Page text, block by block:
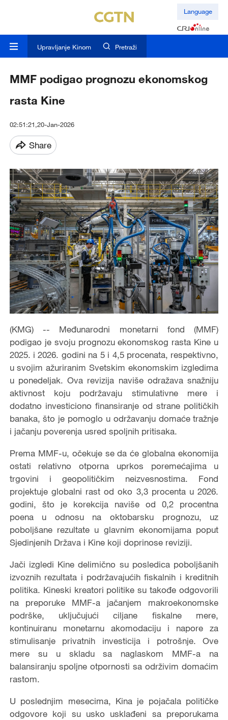
Language
Upravljanje Kinom Pretraži
MMF podigao prognozu ekonomskog
rasta Kine
02:51:21,20-Jan-2026
Share
(KMG) -- Međunarodni monetarni fond (MMF)
podigao je svoju prognozu ekonomskog rasta Kine u
2025. i 2026. godini na 5 i 4,5 procenata, respektivno,
u svojim ažuriranim Svetskim ekonomskim izgledima
u ponedeljak. Ova revizija naviše odražava snažniju
aktivnost koju podržavaju stimulativne mere i
dodatno investiciono finansiranje od strane političkih
banaka, što je pomoglo u održavanju domaće tražnje
i jačanju poverenja usred spoljnih pritisaka.
Prema MMF-u, očekuje se da će globalna ekonomija
ostati relativno otporna uprkos poremećajima u
trgovini i geopolitičkim neizvesnostima. Fond
projektuje globalni rast od oko 3,3 procenta u 2026.
godini, što je korekcija naviše od 0,2 procentna
poena u odnosu na oktobarsku prognozu, uz
poboljšane rezultate u glavnim ekonomijama poput
Sjedinjenih Država i Kine koji doprinose reviziji.
Jači izgledi Kine delimično su posledica poboljšanih
izvoznih rezultata i podržavajućih fiskalnih i kreditnih
politika. Kineski kreatori politike su takođe odgovorili
na preporuke MMF-a jačanjem makroekonomske
podrške, uključujući ciljane fiskalne mere,
kontinuiranu monetarnu akomodaciju i napore za
stimulisanje privatnih investicija i potrošnje. Ove
mere su u skladu sa naglaskom MMF-a na
balansiranju spoljne otpornosti sa održivim domaćim
rastom.
U poslednjim mesecima, Kina je pojačala političke
odgovore koji su usko usklađeni sa preporukama